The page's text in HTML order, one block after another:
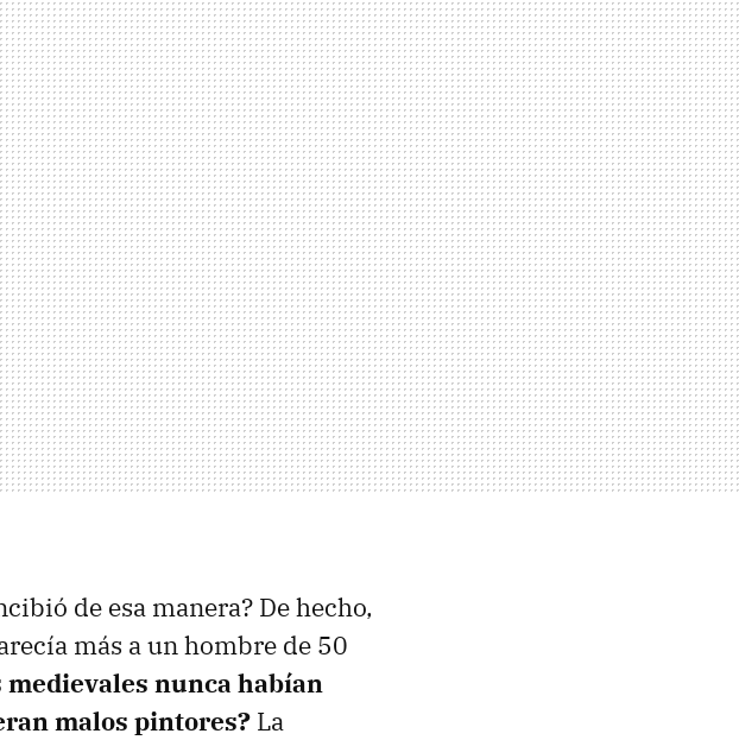
de esa manera? De hecho,
más a un hombre de 50
medievales nunca habían
malos pintores? La